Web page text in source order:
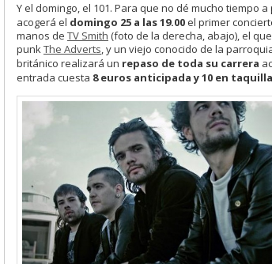
Y el domingo, el 101. Para que no dé mucho tiempo
acogerá el domingo 25 a las 19.00 el primer
manos de TV Smith (foto de la derecha, abajo), el
punkThe Adverts, y un viejo conocido de la
británico realizará un repaso de toda su carrera
entrada cuesta 8 euros anticipada y 10 en taquilla